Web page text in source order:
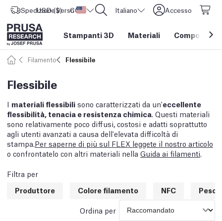
Spedizione verso Stati Uniti d'America
USD ($) CORE One L: Ora disponibile! Italiano Accesso
Stampanti 3D Materiali Componenti
Filamento Flessibile
Flessibile
I materiali flessibili sono caratterizzati da un'eccellente
flessibilità, tenacia e resistenza chimica . Questi materiali
sono relativamente poco diffusi, costosi e adatti soprattutto
agli utenti avanzati a causa dell'elevata difficoltà di
stampa. Per saperne di più sul FLEX leggete il nostro articolo
o confrontatelo con altri materiali nella Guida ai filamenti
Filtra per
Produttore
Colore filamento NFC Peso
Ordina per